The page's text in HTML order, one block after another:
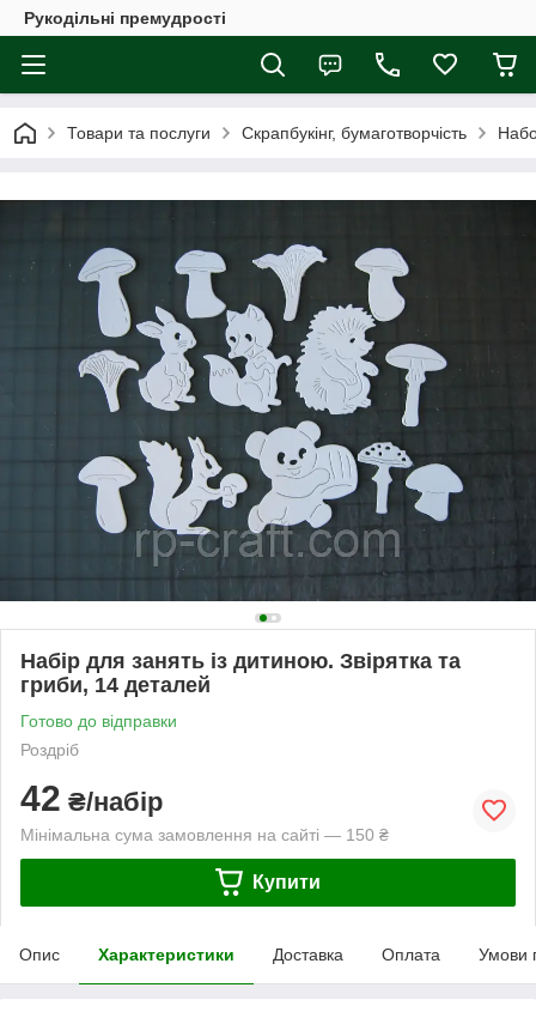
Рукодільні премудрості
Товари та послуги Скрапбукінг, бумаготворчість
Набір для занять із дитиною. Звірятка та
гриби, 14 деталей
Готово до відправки
Роздріб
42 ₴/набір
Мінімальна сума замовлення на сайті — 150 ₴
Купити
Опис Характеристики Доставка Оплата Умови